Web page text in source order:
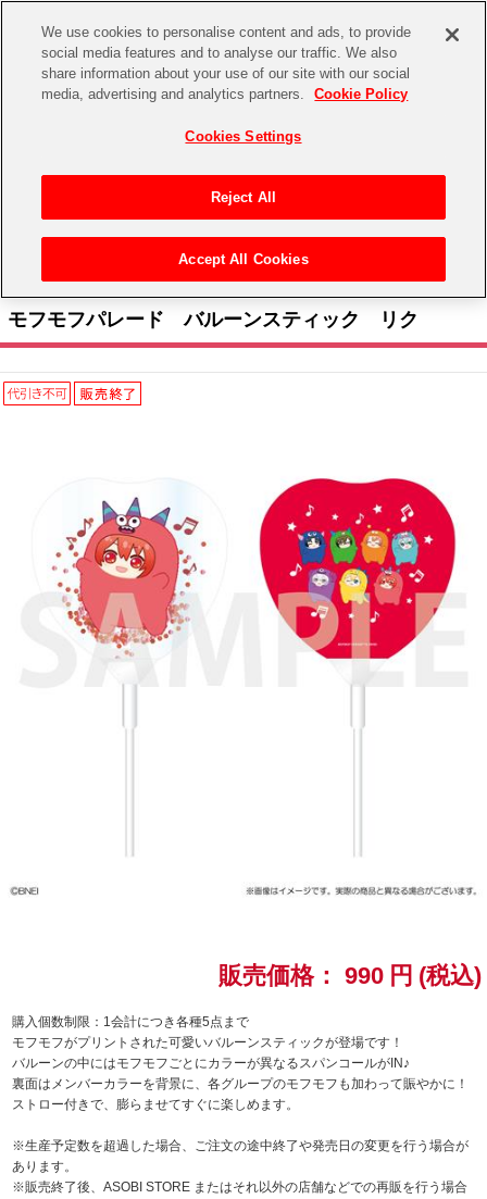
CHANNEL STORE EVENT
ASOBI STORE TOP グッズ
ASOBI TICKET ASOBI STAGE
その他先行受付
プレミアム会員とは
アイドルマスターシリーズ
アイドルマスター
アイドルマスター ミリオンライブ！
アイドルマスター SideM
プロジェクトアイマス ヴイアライヴ
テイルズ オブ シリーズ
ドラゴンボール
ラブライブ！シリーズ
ラブライブ！サンシャイン‼
イベントグッズ
トイ・ホビー
> キャラクター > モフモフパレード > モフモフパレード バルーンスティック リク
モフモフパレード バルーンスティック リク
販売価格： 990 円 (税込)
購入個数制限：1会計につき各種5点まで
モフモフがプリントされた可愛いバルーンスティックが登場です！
バルーンの中にはモフモフごとにカラーが異なるスパンコールがIN♪
裏面はメンバーカラーを背景に、各グループのモフモフも加わって賑やかに！
ストロー付きで、膨らませてすぐに楽しめます。
※生産予定数を超過した場合、ご注文の途中終了や発売日の変更を行う場合が
あります。
※販売終了後、ASOBI STORE またはそれ以外の店舗などでの再販を行う場合
We use cookies to personalise content and ads, to provide
social media features and to analyse our traffic. We also
share information about your use of our site with our social
media, advertising and analytics partners.
Cookie Policy
Cookies Settings
Reject All
Accept All Cookies